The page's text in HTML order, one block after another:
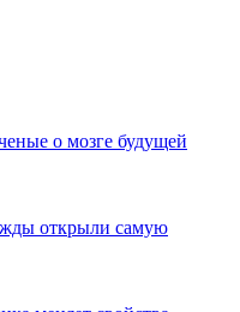
о мозге будущей
открыли самую